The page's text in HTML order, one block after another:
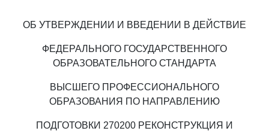
ОБ УТВЕРЖДЕНИИ И ВВЕДЕНИИ В ДЕЙСТВИЕ
ФЕДЕРАЛЬНОГО ГОСУДАРСТВЕННОГО
ОБРАЗОВАТЕЛЬНОГО СТАНДАРТА
ВЫСШЕГО ПРОФЕССИОНАЛЬНОГО
ОБРАЗОВАНИЯ ПО НАПРАВЛЕНИЮ
ПОДГОТОВКИ 270200 РЕКОНСТРУКЦИЯ И